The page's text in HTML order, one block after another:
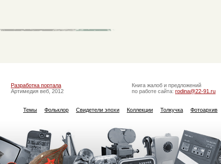
Разработка портала
Артимедия веб, 2012
Книга жалоб и предложений
по работе сайта: rodina@22-91.ru
Темы Фольклор Свидетели эпохи Коллекции Толкучка Фотоархив